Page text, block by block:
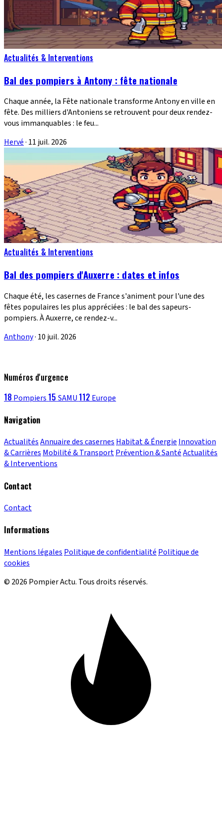
Actualités & Interventions
Bal des pompiers à Antony : fête nationale
Chaque année, la Fête nationale transforme Antony en ville en
fête. Des milliers d'Antoniens se retrouvent pour deux rendez-
vous immanquables : le feu...
Hervé· 11 juil. 2026
Actualités & Interventions
Bal des pompiers d'Auxerre : dates et infos
Chaque été, les casernes de France s'animent pour l'une des
fêtes populaires les plus appréciées : le bal des sapeurs-
pompiers. À Auxerre, ce rendez-v...
Anthony· 10 juil. 2026
Numéros d'urgence
18 Pompiers 15 SAMU 112 Europe
Navigation
ActualitésAnnuaire des casernesHabitat & ÉnergieInnovation
& CarrièresMobilité & TransportPrévention & SantéActualités
& Interventions
Contact
Contact
Informations
Mentions légales Politique de confidentialité Politique de
cookies
© 2026 Pompier Actu. Tous droits réservés.